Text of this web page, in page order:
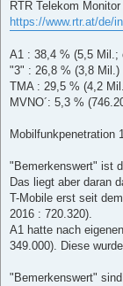
i
r
RTR Telekom
https://www.rtr.at/de/
A1 : 38,4 % (5,5 Mil.;
"3" : 26,8 % (3,8 Mil.)
TMA : 29,5 % (4,2
MVNO´: 5,3 %
Mobilfunkpenetration
"Bemerkenswert" ist
Das liegt aber daran
T-Mobile erst seit
2016 : 720.320).
A1 hatte nach
349.000). Diese
"Bemerkenswert"